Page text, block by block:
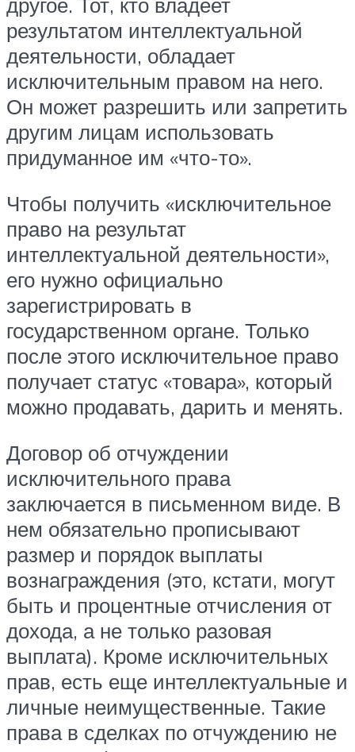
результатом интеллектуальной
деятельности, обладает
исключительным правом на него.
Он может разрешить или запретить
другим лицам использовать
придуманное им «что-то».
Чтобы получить «исключительное
право на результат
интеллектуальной деятельности»,
его нужно официально
зарегистрировать в
государственном органе. Только
после этого исключительное право
получает статус «товара», который
можно продавать, дарить и менять.
Договор об отчуждении
исключительного права
заключается в письменном виде. В
нем обязательно прописывают
размер и порядок выплаты
вознаграждения (это, кстати, могут
быть и процентные отчисления от
дохода, а не только разовая
выплата). Кроме исключительных
прав, есть еще интеллектуальные и
личные неимущественные. Такие
права в сделках по отчуждению не